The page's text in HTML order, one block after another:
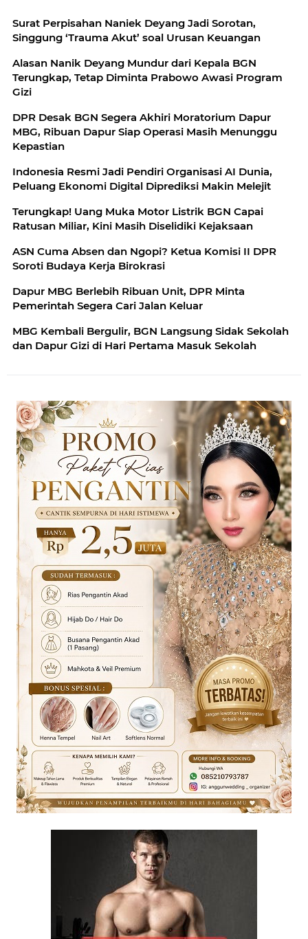
Surat Perpisahan Naniek Deyang Jadi Sorotan,
Singgung ‘Trauma Akut’ soal Urusan Keuangan
Alasan Nanik Deyang Mundur dari Kepala BGN
Terungkap, Tetap Diminta Prabowo Awasi Program
Gizi
DPR Desak BGN Segera Akhiri Moratorium Dapur
MBG, Ribuan Dapur Siap Operasi Masih Menunggu
Kepastian
Indonesia Resmi Jadi Pendiri Organisasi AI Dunia,
Peluang Ekonomi Digital Diprediksi Makin Melejit
Terungkap! Uang Muka Motor Listrik BGN Capai
Ratusan Miliar, Kini Masih Diselidiki Kejaksaan
ASN Cuma Absen dan Ngopi? Ketua Komisi II DPR
Soroti Budaya Kerja Birokrasi
Dapur MBG Berlebih Ribuan Unit, DPR Minta
Pemerintah Segera Cari Jalan Keluar
MBG Kembali Bergulir, BGN Langsung Sidak Sekolah
dan Dapur Gizi di Hari Pertama Masuk Sekolah